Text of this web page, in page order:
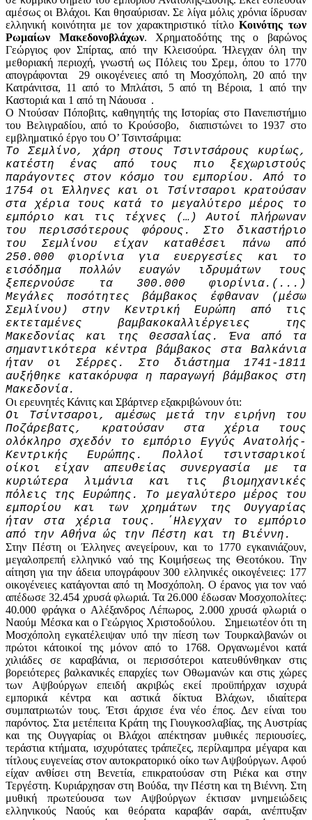
αμέσως οι Βλάχοι. Και θησαύρισαν. Σε λίγα μόλις χρόνια ίδρυσαν
ελληνική κοινότητα με τον χαρακτηριστικό τίτλοΚοινότης των
Ρωμαίων Μακεδονοβλάχων. Χρηματοδότης της ο βαρώνος
Γεώργιος φον Σπίρτας, από την Κλεισούρα. Ήλεγχαν όλη την
μεθοριακή περιοχή, γνωστή ως Πόλεις του Σρεμ, όπου το 1770
απογράφονται 29 οικογένειες από τη Μοσχόπολη, 20 από την
Κατράνιτσα, 11 από το Μπλάτσι, 5 από τη Βέροια, 1 από την
Καστοριά και 1 από τη Νάουσα .
Ο Ντούσαν Πόποβιτς, καθηγητής της Ιστορίας στο Πανεπιστήμιο
του Βελιγραδίου, από το Κρούσοβο, διαπιστώνει το 1937 στο
εμβληματικό έργο του Ο’ Τσιντσάριμα:
Το Σεμλίνο, χάρη στους Τσιντσάρους κυρίως,
κατέστη ένας από τους πιο ξεχωριστούς
παράγοντες στον κόσμο του εμπορίου. Από το
1754 οι Έλληνες και οι Τσίντσαροι κρατούσαν
στα χέρια τους κατά το μεγαλύτερο μέρος το
εμπόριο και τις τέχνες (…) Αυτοί πλήρωναν
του περισσότερους φόρους. Στο δικαστήριο
του Σεμλίνου είχαν καταθέσει πάνω από
250.000 φιορίνια για ευεργεσίες και το
εισόδημα πολλών ευαγών ιδρυμάτων τους
ξεπερνούσε τα 300.000 φιορίνια.(...)
Μεγάλες ποσότητες βάμβακος έφθαναν (μέσω
Σεμλίνου) στην Κεντρική Ευρώπη από τις
εκτεταμένες βαμβακοκαλλιέργειες της
Μακεδονίας και της Θεσσαλίας. Ένα από τα
σημαντικότερα κέντρα βάμβακος στα Βαλκάνια
ήταν οι Σέρρες. Στο διάστημα 1741-1811
αυξήθηκε κατακόρυφα η παραγωγή βάμβακος στη
Μακεδονία.
Οι ερευνητές Κάνιτς και Σβάρτνερ εξακριβώνουν ότι:
Οι Τσίντσαροι, αμέσως μετά την ειρήνη του
Ποζάρεβατς, κρατούσαν στα χέρια τους
ολόκληρο σχεδόν το εμπόριο Εγγύς Ανατολής-
Κεντρικής Ευρώπης. Πολλοί τσιντσαρικοί
οίκοι είχαν απευθείας συνεργασία με τα
κυριώτερα λιμάνια και τις βιομηχανικές
πόλεις της Ευρώπης. Το μεγαλύτερο μέρος του
εμπορίου και των χρημάτων της Ουγγαρίας
ήταν στα χέρια τους. ΄Ηλεγχαν το εμπόριο
από την Αθήνα ώς την Πέστη και τη Βιέννη.
Στην Πέστη οι Έλληνες ανεγείρουν, και το 1770 εγκαινιάζουν,
μεγαλοπρεπή ελληνικό ναό της Κοιμήσεως της Θεοτόκου. Την
αίτηση για την άδεια υπογράφουν 300 ελληνικές οικογένειες: 177
οικογένειες κατάγονται από τη Μοσχόπολη. Ο έρανος για τον ναό
απέδωσε 32.454 χρυσά φλωριά. Τα 26.000 έδωσαν Μοσχοπολίτες:
40.000 φράγκα ο Αλέξανδρος Λέπωρος, 2.000 χρυσά φλωριά ο
Ναούμ Μέσκα και ο Γεώργιος Χριστοδούλου. Σημειωτέον ότι τη
Μοσχόπολη εγκατέλειψαν υπό την πίεση των Τουρκαλβανών οι
πρώτοι κάτοικοί της μόνον από το 1768. Οργανωμένοι κατά
χιλιάδες σε καραβάνια, οι περισσότεροι κατευθύνθηκαν στις
βορειότερες βαλκανικές επαρχίες των Οθωμανών και στις χώρες
των Αψβούργων επειδή ακριβώς εκεί προϋπήρχαν ισχυρά
εμπορικά κέντρα και αστικά δίκτυα Βλάχων, ιδιαίτερα
συμπατριωτών τους. Έτσι άρχισε ένα νέο έπος. Δεν είναι του
παρόντος. Στα μετέπειτα Κράτη της Γιουγκοσλαβίας, της Αυστρίας
και της Ουγγαρίας οι Βλάχοι απέκτησαν μυθικές περιουσίες,
τεράστια κτήματα, ισχυρότατες τράπεζες, περίλαμπρα μέγαρα και
τίτλους ευγενείας στον αυτοκρατορικό οίκο των Αψβούργων. Αφού
είχαν ανθίσει στη Βενετία, επικρατούσαν στη Ριέκα και στην
Τεργέστη. Κυριάρχησαν στη Βούδα, την Πέστη και τη Βιέννη. Στη
μυθική πρωτεύουσα των Αψβούργων έκτισαν μνημειώδεις
ελληνικούς Ναούς και θεόρατα καραβάν σαράι, ανέπτυξαν